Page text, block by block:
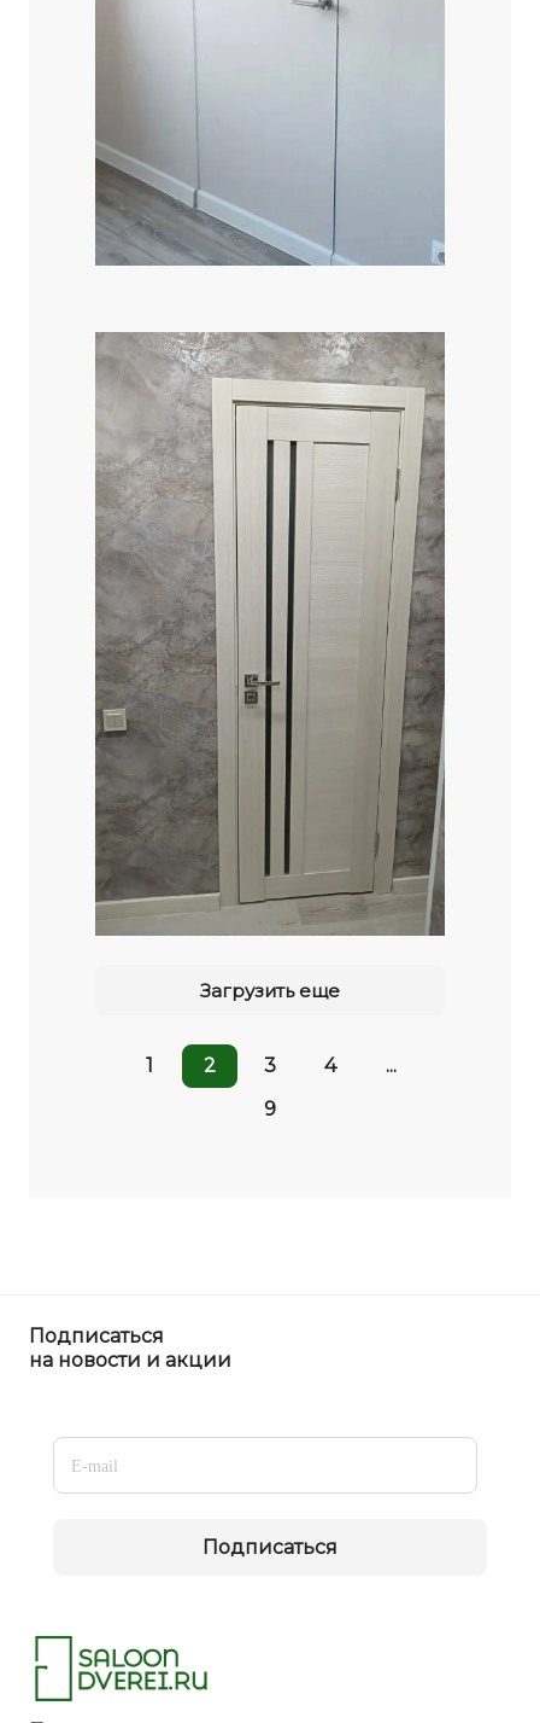
Загрузить еще
1 2 3 4
...
9
Подписаться
на новости и акции
Подписаться